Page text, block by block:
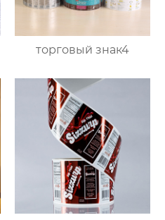
торговый знак4